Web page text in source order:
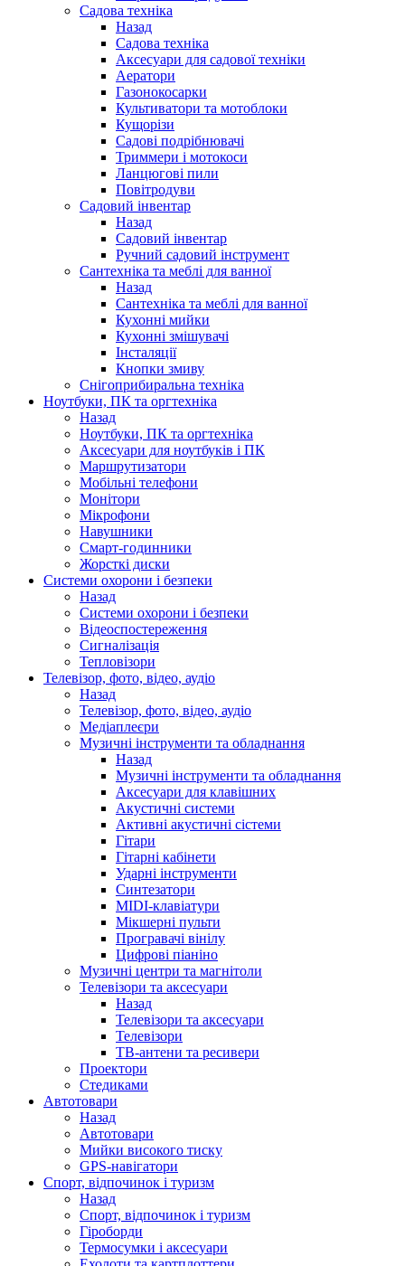
Садова техніка
Назад
Садова техніка
Аксесуари для садової техніки
Аератори
Газонокосарки
Культиватори та мотоблоки
Кущорізи
Садові подрібнювачі
Триммери і мотокоси
Ланцюгові пили
Повітродуви
Садовий інвентар
Назад
Садовий інвентар
Ручний садовий інструмент
Сантехніка та меблі для ванної
Назад
Сантехніка та меблі для ванної
Кухонні мийки
Кухонні змішувачі
Інсталяції
Кнопки змиву
Снігоприбиральна техніка
Ноутбуки, ПК та оргтехніка
Назад
Ноутбуки, ПК та оргтехніка
Аксесуари для ноутбуків і ПК
Маршрутизатори
Мобільні телефони
Монітори
Мікрофони
Навушники
Смарт-годинники
Жорсткі диски
Системи охорони і безпеки
Назад
Системи охорони і безпеки
Відеоспостереження
Сигналізація
Тепловізори
Телевізор, фото, відео, аудіо
Назад
Телевізор, фото, відео, аудіо
Медіаплеєри
Музичні інструменти та обладнання
Назад
Музичні інструменти та обладнання
Аксесуари для клавішних
Акустичні системи
Активні акустичні сістеми
Гітари
Гітарні кабінети
Ударні інструменти
Синтезатори
MIDI-клавіатури
Мікшерні пульти
Програвачі вінілу
Цифрові піаніно
Музичні центри та магнітоли
Телевізори та аксесуари
Назад
Телевізори та аксесуари
Телевізори
ТВ-антени та ресивери
Проектори
Стедиками
Автотовари
Назад
Автотовари
Мийки високого тиску
GPS-навігатори
Спорт, відпочинок і туризм
Назад
Спорт, відпочинок і туризм
Гіроборди
Термосумки і аксесуари